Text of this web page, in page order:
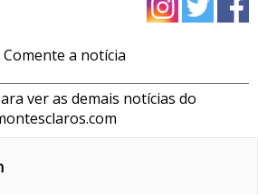
Comente a notícia
ver as demais notícias do